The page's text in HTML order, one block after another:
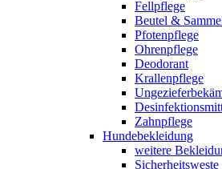
Fellpflege
Beutel &
Pfotenpflege
Ohrenpflege
Deodorant
Krallenpflege
Zahnpflege
Hundebekleidung
weitere
Sicherheitsweste